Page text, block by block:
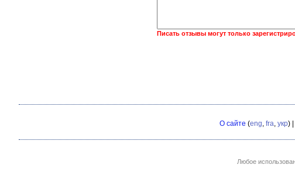
Писать отзывы могут только
О сайте (eng, fra, укр) |
Любое